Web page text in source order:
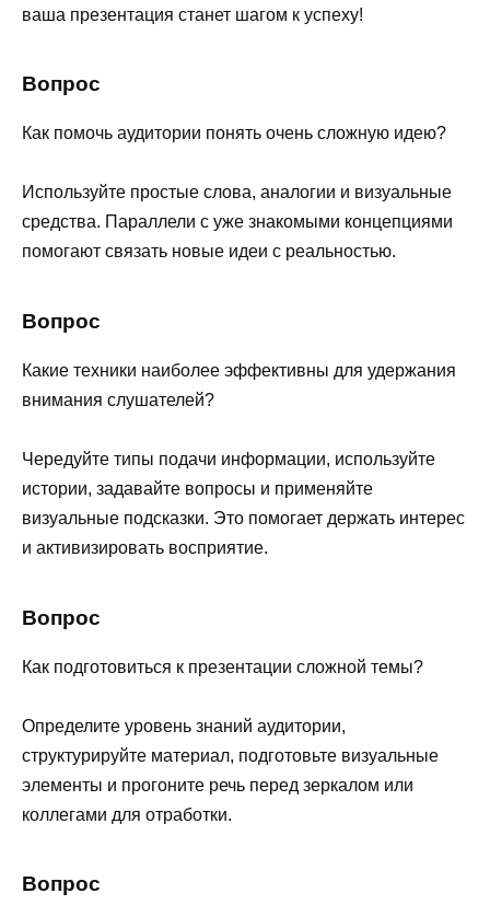
ваша презентация станет шагом к успеху!
Вопрос
Как помочь аудитории понять очень сложную идею?
Используйте простые слова, аналогии и визуальные
средства. Параллели с уже знакомыми концепциями
помогают связать новые идеи с реальностью.
Вопрос
Какие техники наиболее эффективны для удержания
внимания слушателей?
Чередуйте типы подачи информации, используйте
истории, задавайте вопросы и применяйте
визуальные подсказки. Это помогает держать интерес
и активизировать восприятие.
Вопрос
Как подготовиться к презентации сложной темы?
Определите уровень знаний аудитории,
структурируйте материал, подготовьте визуальные
элементы и прогоните речь перед зеркалом или
коллегами для отработки.
Вопрос